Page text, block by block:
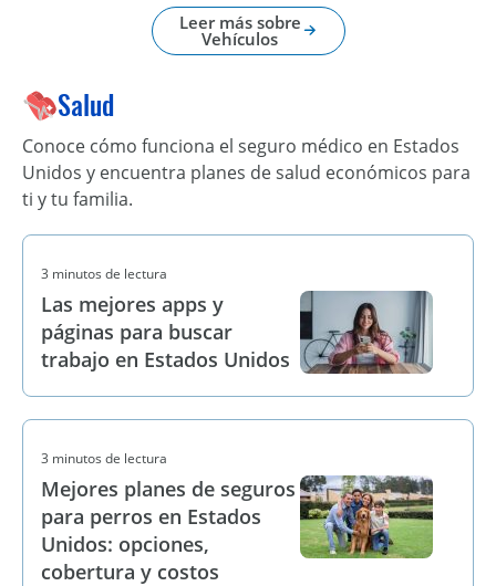
Leer más sobre
Vehículos
Salud
Conoce cómo funciona el seguro médico en Estados
Unidos y encuentra planes de salud económicos para
ti y tu familia.
3 minutos de lectura
Las mejores apps y
páginas para buscar
trabajo en Estados Unidos
3 minutos de lectura
Mejores planes de seguros
para perros en Estados
Unidos: opciones,
cobertura y costos